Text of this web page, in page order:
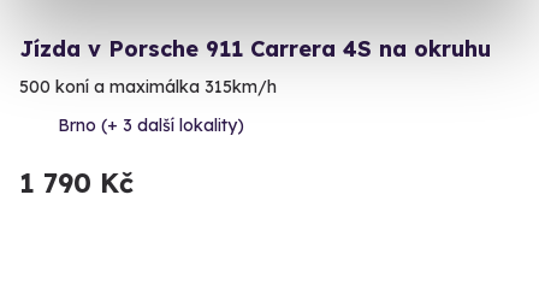
Jízda v Porsche 911 Carrera 4S na okruhu
500 koní a maximálka 315km/h
Brno (+ 3 další lokality)
1 790 Kč